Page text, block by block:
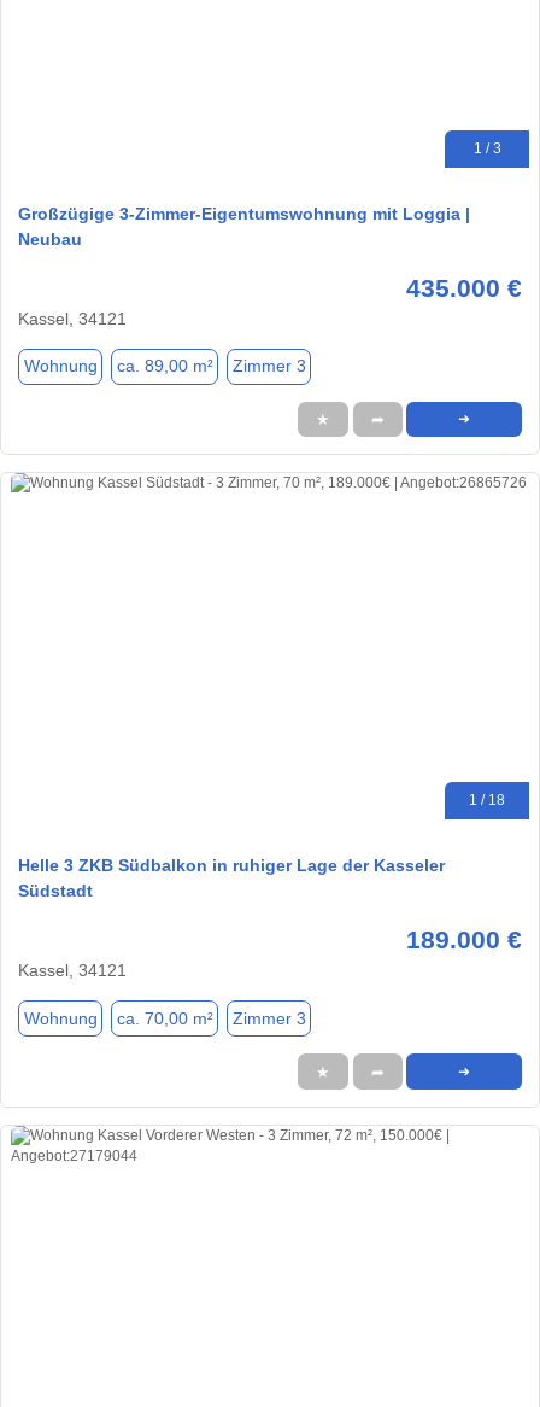
1 / 3
Großzügige 3-Zimmer-Eigentumswohnung mit Loggia |
Neubau
435.000 €
Kassel, 34121
Wohnung ca. 89,00 m² Zimmer 3
★ ➦ ➜
1 / 18
Helle 3 ZKB Südbalkon in ruhiger Lage der Kasseler
Südstadt
189.000 €
Kassel, 34121
Wohnung ca. 70,00 m² Zimmer 3
★ ➦ ➜